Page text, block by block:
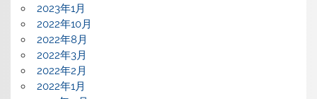
2023年1月
2022年10月
2022年8月
2022年3月
2022年2月
2022年1月